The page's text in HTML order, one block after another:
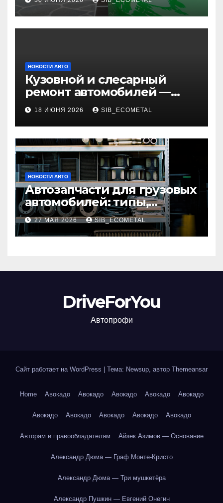
НОВОСТИ АВТО
Кузовной и слесарный
ремонт автомобилей —
наличие оригинальных
запчастей и типичные
сроки выполнения работ
18 ИЮНЯ 2026 SIB_ECOMETAL
НОВОСТИ АВТО
Автозапчасти для грузовых
автомобилей: типы,
совместимость и критерии
подбора
27 МАЯ 2026 SIB_ECOMETAL
DriveForYou
Автопрофи
Сайт работает на WordPress Тема: Newsup, автор Themeansar
Home Авокадо Авокадо Авокадо Авокадо Авокадо
Авокадо Авокадо Авокадо Авокадо Авокадо
Авторам и правообладателям Айзек Азимов — Основание
Александр Дюма — Граф Монте-Кристо
Александр Дюма — Три мушкетёра
Александр Пушкин — Евгений Онегин